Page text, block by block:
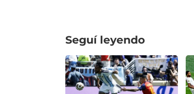
Seguí leyendo